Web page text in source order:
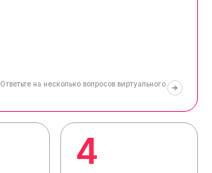
Ответьте на несколько вопросов виртуального
4